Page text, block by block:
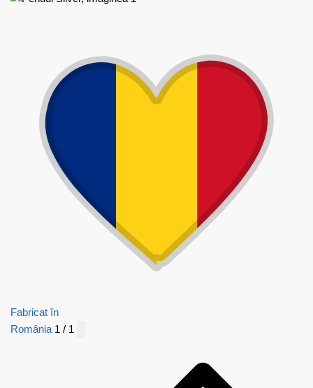
Fabricat în
România 1 / 1